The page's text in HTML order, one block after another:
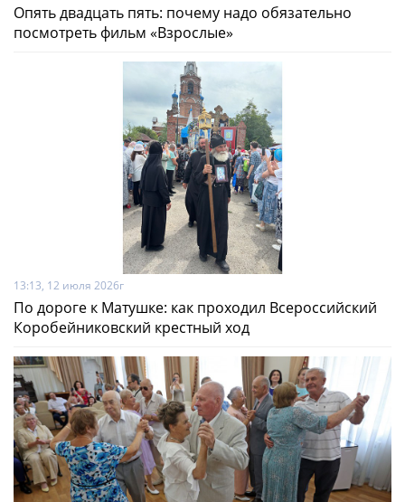
Опять двадцать пять: почему надо обязательно
посмотреть фильм «Взрослые»
13:13, 12 июля 2026г
По дороге к Матушке: как проходил Всероссийский
Коробейниковский крестный ход